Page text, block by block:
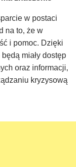
w postaci
na to, że w
i pomoc. Dzięki
miały dostęp
oraz informacji,
kryzysową